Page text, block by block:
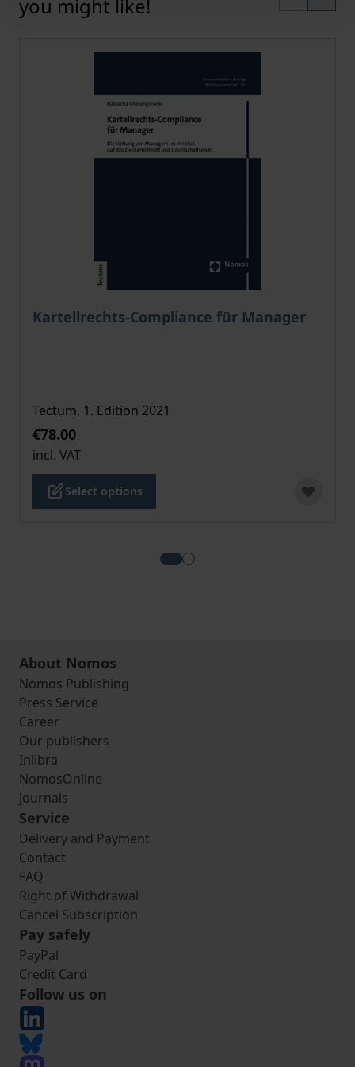
you might like!
Kartellrechts-Compliance für Manager
The price depends on the options chosen on the
Tectum, 1. Edition 2021
€78.00
incl. VAT
Select options
View more about Kartellrechts-
View more about Die
About Nomos
Nomos Publishing
Press Service
Career
Our publishers
Inlibra
NomosOnline
Journals
Service
Delivery and Payment
Contact
FAQ
Right of Withdrawal
Cancel Subscription
Pay safely
PayPal
Credit Card
Follow us on